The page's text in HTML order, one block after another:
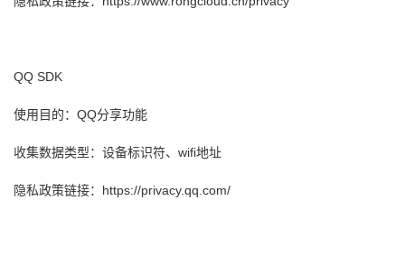
QQ SDK
使用目的：QQ分享功能
收集数据类型：设备标识符、wifi地址
隐私政策链接：https://privacy.qq.com/